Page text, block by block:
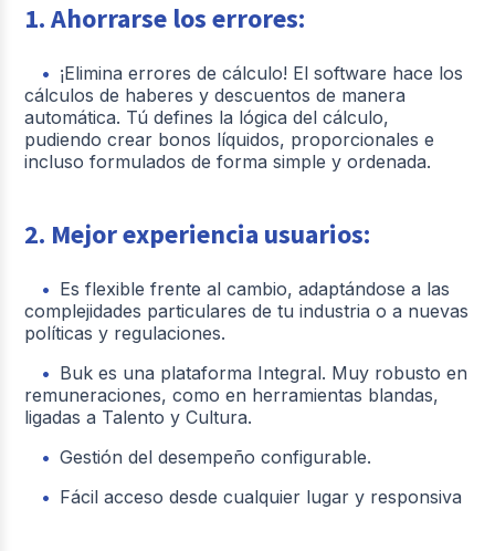
1. Ahorrarse los errores:
¡Elimina errores de cálculo! El software hace los
cálculos de haberes y descuentos de manera
automática. Tú defines la lógica del cálculo,
pudiendo crear bonos líquidos, proporcionales e
incluso formulados de forma simple y ordenada.
2. Mejor experiencia usuarios:
Es flexible frente al cambio, adaptándose a las
complejidades particulares de tu industria o a nuevas
políticas y regulaciones.
Buk es una plataforma Integral. Muy robusto en
remuneraciones, como en herramientas blandas,
ligadas a Talento y Cultura.
Gestión del desempeño configurable.
Fácil acceso desde cualquier lugar y responsiva